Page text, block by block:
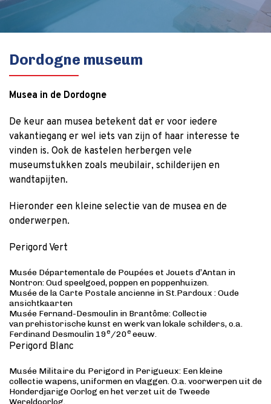
Dordogne museum
Musea in de Dordogne
De keur aan musea betekent dat er voor iedere
vakantiegang er wel iets van zijn of haar interesse te
vinden is. Ook de kastelen herbergen vele
museumstukken zoals meubilair, schilderijen en
wandtapijten.
Hieronder een kleine selectie van de musea en de
onderwerpen.
Perigord Vert
Musée Départementale de Poupées et Jouets d’Antan in
Nontron: Oud speelgoed, poppenen poppenhuizen.
Musée de la Carte Postale ancienne in St.Pardoux : Oude
ansichtkaarten
Musée Fernand-Desmoulin in Brantôme: Collectie
van prehistorische kunst en werk van lokale schilders, o.a.
Ferdinand Desmoulin 19e/20e eeuw.
Perigord Blanc
Musée Militaire du Perigord in Perigueux: Een kleine
collectie wapens, uniformen en vlaggen. O.a. voorwerpen uit de
Honderdjarige Oorlog en het verzet uit de Tweede
Wereldoorlog.